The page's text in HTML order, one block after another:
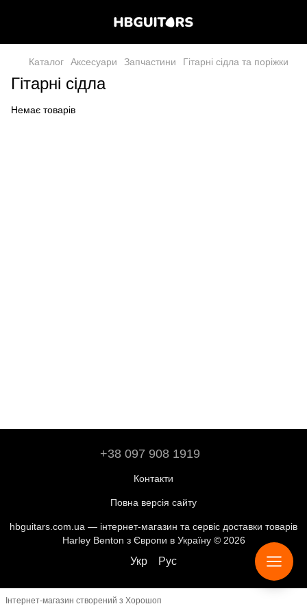
Каталог Аксесуари Запчастини Гітарні сідла та поріжки
Гітарні сідла
Немає товарів
+38 097 908 1919
Контакти
Повна версія сайту
hbguitars.com.ua — інтернет-магазин та сервіс доставки товарів
Harley Benton з Європи в Україну © 2026
Укр Рус
Інтернет-магазин створений з Хорошоп